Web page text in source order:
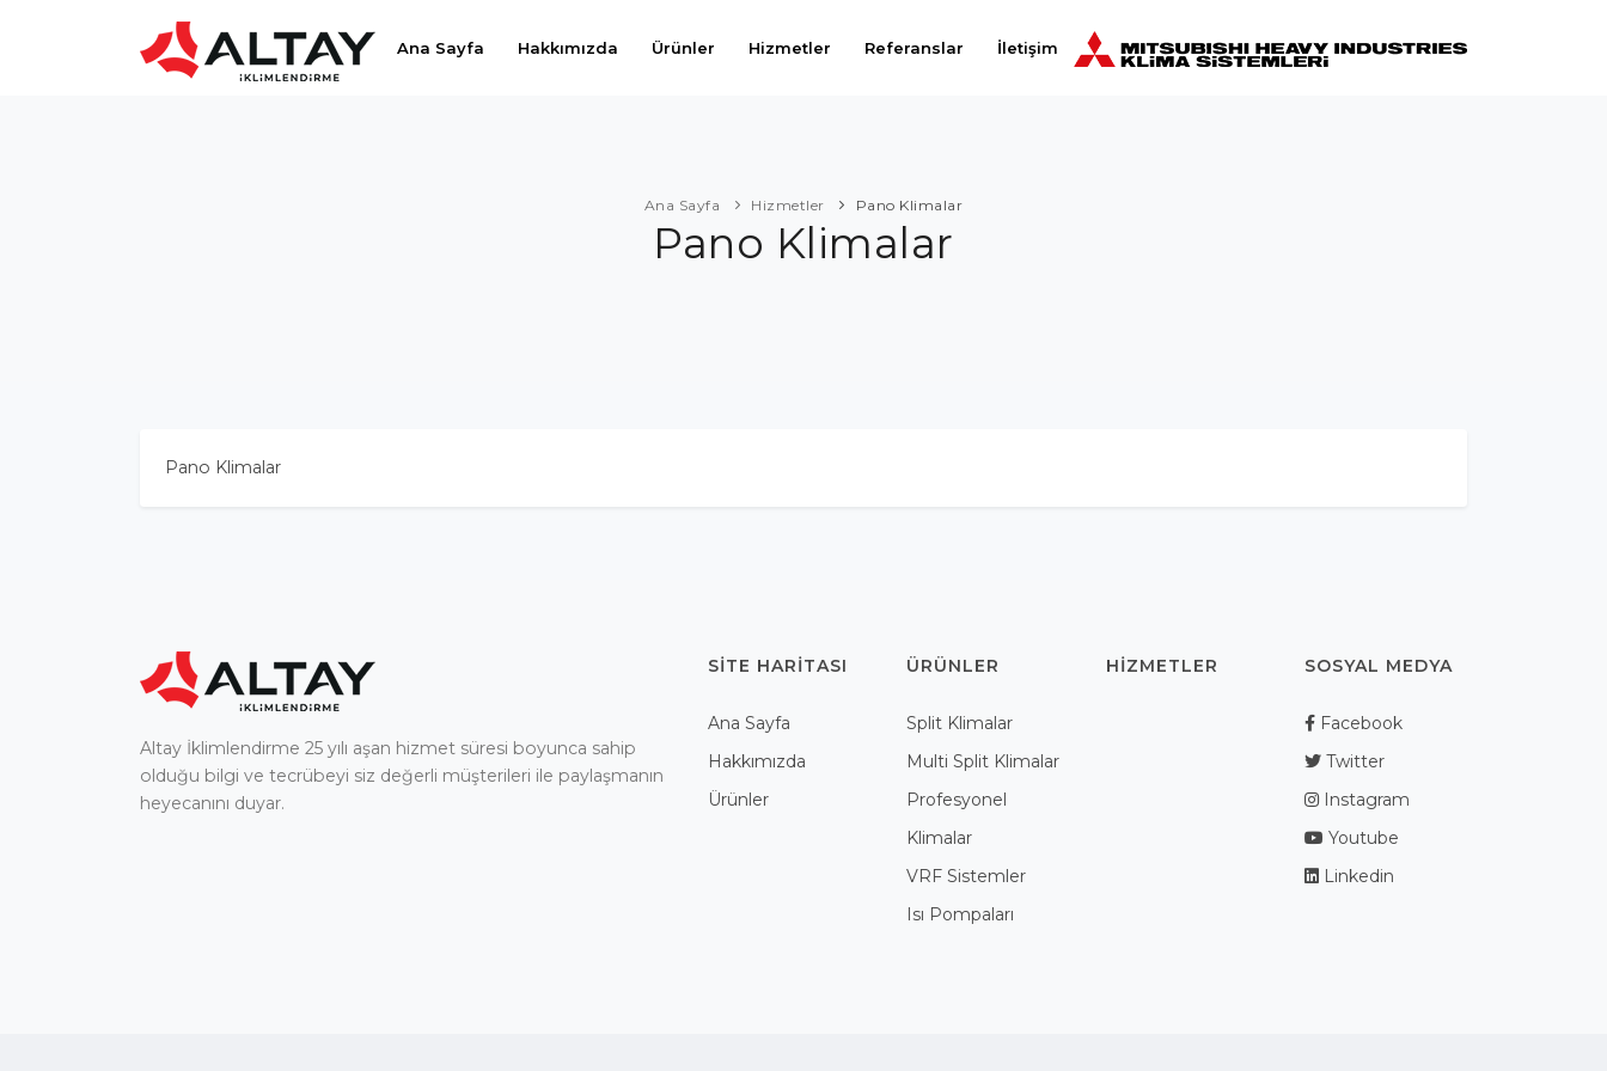
Ana Sayfa Hakkımızda Ürünler Hizmetler Referanslar İletişim
Ana Sayfa Hizmetler Pano Klimalar
Pano Klimalar
Pano Klimalar
Altay İklimlendirme 25 yılı aşan hizmet süresi boyunca sahip
olduğu bilgi ve tecrübeyi siz değerli müşterileri ile paylaşmanın
heyecanını duyar.
SITE HARITASI
Ana Sayfa
Hakkımızda
Ürünler
ÜRÜNLER
Split Klimalar
Multi Split Klimalar
Profesyonel
Klimalar
VRF Sistemler
Isı Pompaları
HIZMETLER SOSYAL MEDYA
Facebook
Twitter
Instagram
Youtube
Linkedin